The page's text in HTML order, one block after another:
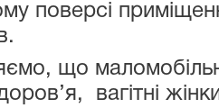
поверсі
що маломобільні
вагітні